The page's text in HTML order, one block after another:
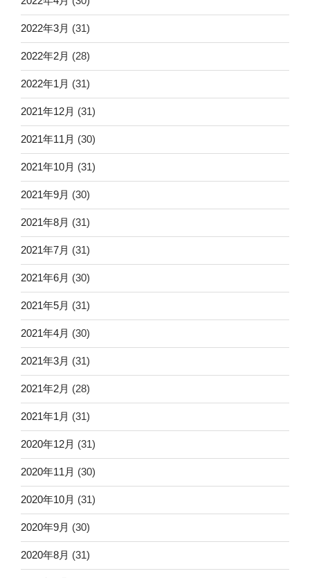
2022年3月 (31)
2022年2月 (28)
2022年1月 (31)
2021年12月 (31)
2021年11月 (30)
2021年10月 (31)
2021年9月 (30)
2021年8月 (31)
2021年7月 (31)
2021年6月 (30)
2021年5月 (31)
2021年4月 (30)
2021年3月 (31)
2021年2月 (28)
2021年1月 (31)
2020年12月 (31)
2020年11月 (30)
2020年10月 (31)
2020年9月 (30)
2020年8月 (31)